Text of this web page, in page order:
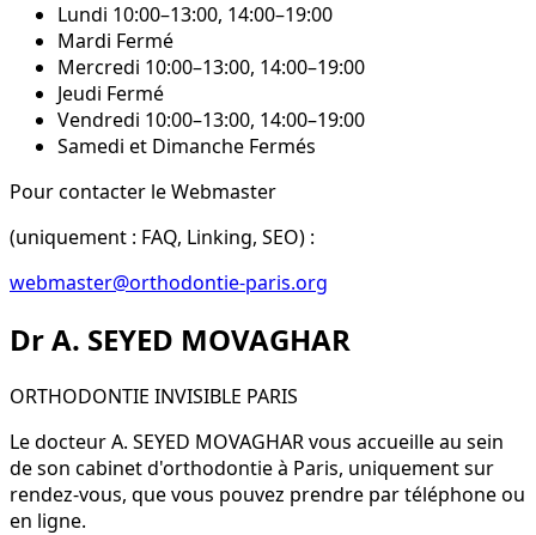
Lundi 10:00–13:00, 14:00–19:00
Mardi Fermé
Mercredi 10:00–13:00, 14:00–19:00
Jeudi Fermé
Vendredi 10:00–13:00, 14:00–19:00
Samedi et Dimanche Fermés
Pour contacter le Webmaster
(uniquement : FAQ, Linking, SEO) :
webmaster@orthodontie-paris.org
Dr A. SEYED MOVAGHAR
ORTHODONTIE INVISIBLE PARIS
Le docteur A. SEYED MOVAGHAR vous accueille au sein
de son cabinet d'orthodontie à Paris, uniquement sur
rendez-vous, que vous pouvez prendre par téléphone ou
en ligne.